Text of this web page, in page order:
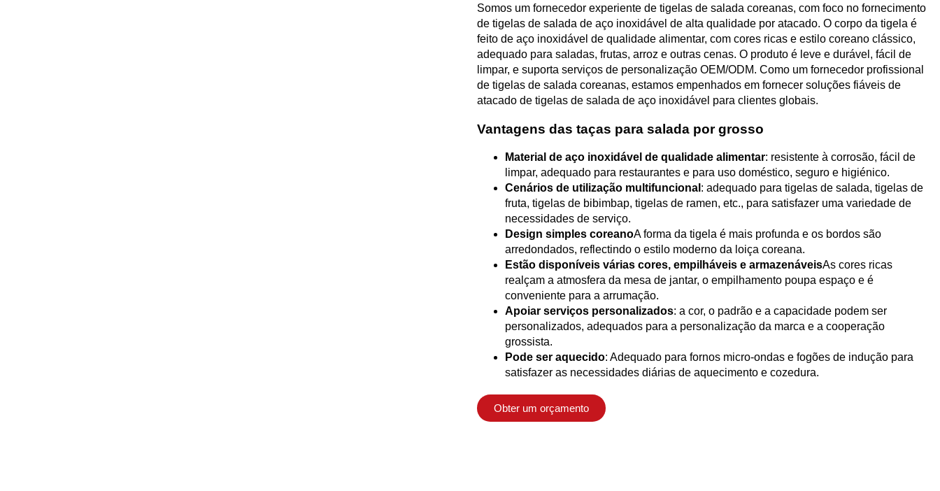
Somos um fornecedor experiente de tigelas de salada coreanas, com foco no fornecimento
de tigelas de salada de aço inoxidável de alta qualidade por atacado. O corpo da tigela é
feito de aço inoxidável de qualidade alimentar, com cores ricas e estilo coreano clássico,
adequado para saladas, frutas, arroz e outras cenas. O produto é leve e durável, fácil de
limpar, e suporta serviços de personalização OEM/ODM. Como um fornecedor profissional
de tigelas de salada coreanas, estamos empenhados em fornecer soluções fiáveis de
atacado de tigelas de salada de aço inoxidável para clientes globais.
Vantagens das taças para salada por grosso
Material de aço inoxidável de qualidade alimentar: resistente à corrosão, fácil de
limpar, adequado para restaurantes e para uso doméstico, seguro e higiénico.
Cenários de utilização multifuncional : adequado para tigelas de salada, tigelas de
fruta, tigelas de bibimbap, tigelas de ramen, etc., para satisfazer uma variedade de
necessidades de serviço.
Design simples coreanoA forma da tigela é mais profunda e os bordos são
arredondados, reflectindo o estilo moderno da loiça coreana.
Estão disponíveis várias cores, empilháveis e armazenáveisAs cores ricas
realçam a atmosfera da mesa de jantar, o empilhamento poupa espaço e é
conveniente para a arrumação.
Apoiar serviços personalizados: a cor, o padrão e a capacidade podem ser
personalizados, adequados para a personalização da marca e a cooperação
grossista.
Pode ser aquecido: Adequado para fornos micro-ondas e fogões de indução para
satisfazer as necessidades diárias de aquecimento e cozedura.
Obter um orçamento